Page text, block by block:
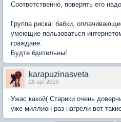
Соответственно, поверять его
Группа риска: бабки,
умеющие пользоваться
граждане.
Будте бдительны!
karapuzinasveta
26 авг 2019
Ужас какой( Старики очень
уже миллион раз нагрели вот